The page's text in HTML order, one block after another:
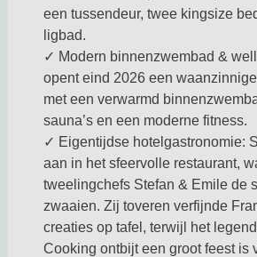
een tussendeur, twee kingsize
ligbad.
✓ Modern binnenzwembad &
opent eind 2026 een
met een verwarmd
sauna’s en een moderne fitness.
✓ Eigentijdse hotelgastronomie:
aan in het sfeervolle restaurant,
tweelingchefs Stefan & Emile de
zwaaien. Zij toveren verfijnde
creaties op tafel, terwijl het
Cooking ontbijt een groot feest is